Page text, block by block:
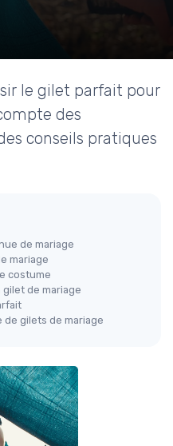
le gilet parfait pour
des
conseils pratiques
de mariage
mariage
costume
de mariage
de gilets de mariage